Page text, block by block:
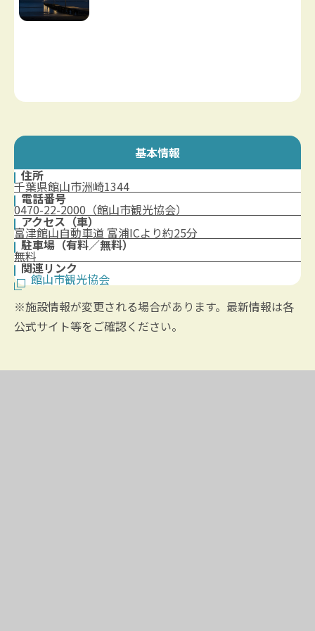
基本情報
住所
千葉県館山市洲崎1344
電話番号
0470-22-2000（館山市観光協会）
アクセス（車）
富津館山自動車道 富浦ICより約25分
駐車場（有料／無料）
無料
関連リンク
館山市観光協会
※施設情報が変更される場合があります。最新情報は各
公式サイト等をご確認ください。